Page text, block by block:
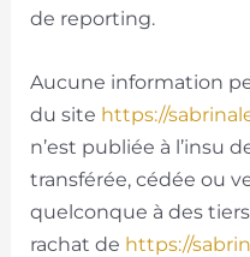
de reporting.
Aucune information
du site https://
n’est publiée à l’insu
transférée, cédée ou
quelconque à des
rachat de https://